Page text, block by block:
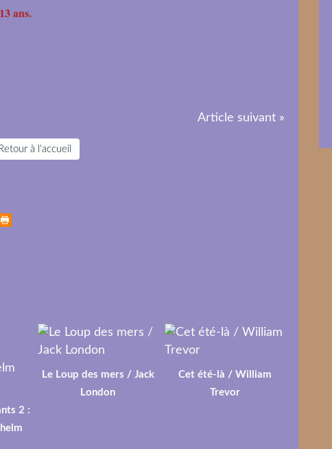
ans.
Article suivant »
Retour à l'accueil
2 :
Le Loup des mers / Jack
London
Cet été-là / William
Trevor